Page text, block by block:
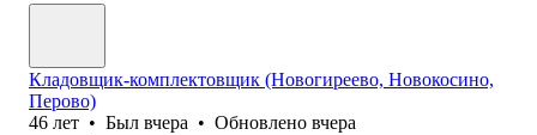
Кладовщик-комплектовщик (Новогиреево, Новокосино,
Перово)
46 лет • Был вчера • Обновлено вчера